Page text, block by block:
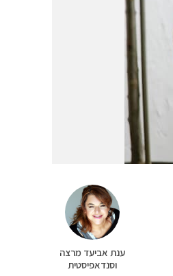
ענת אביעד מרצה
וסנדאפיסטית